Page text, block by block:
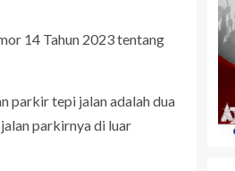
14 Tahun 2023 tentang
parkir tepi jalan adalah dua
parkirnya di luar